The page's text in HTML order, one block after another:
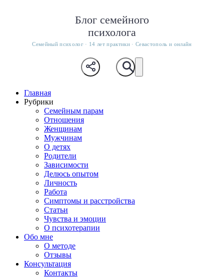
Блог семейного
психолога
Семейный психолог · 14 лет практики · Севастополь и онлайн
Главная
Рубрики
Семейным парам
Отношения
Женщинам
Мужчинам
О детях
Родители
Зависимости
Делюсь опытом
Личность
Работа
Симптомы и расстройства
Статьи
Чувства и эмоции
О психотерапии
Обо мне
О методе
Отзывы
Консультация
Контакты